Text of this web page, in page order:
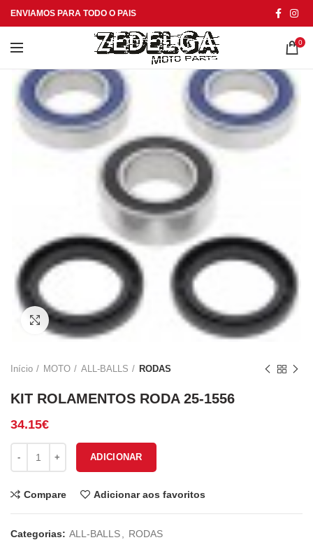
ENVIAMOS PARA TODO O PAIS
0
Click to enlarge
Início MOTO ALL-BALLS RODAS
KIT ROLAMENTOS RODA 25-1556
34.15€
ADICIONAR
Compare Adicionar aos favoritos
Categorias: ALL-BALLS RODAS